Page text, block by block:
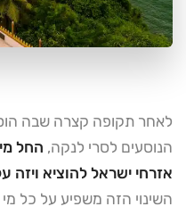
לאחר תקופה קצרה שבה
הנוסעים לסרי לנקה,
אזרחי ישראל להוציא ויזה
השינוי הזה משפיע על כל